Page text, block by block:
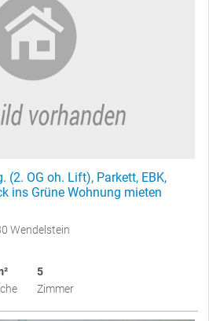
(2. OG oh. Lift), Parkett, EBK,
ins Grüne Wohnung mieten
Wendelstein
5
Zimmer